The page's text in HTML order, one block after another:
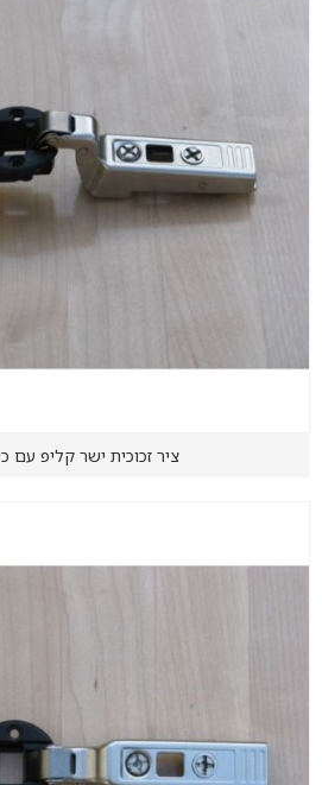
ציר זכוכית ישר קליפ עם כיסוי BL16